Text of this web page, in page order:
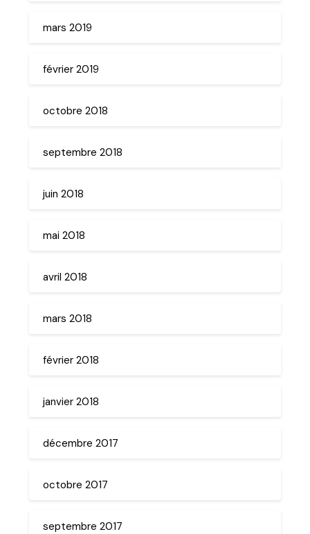
mars 2019
février 2019
octobre 2018
septembre 2018
juin 2018
mai 2018
avril 2018
mars 2018
février 2018
janvier 2018
décembre 2017
octobre 2017
septembre 2017